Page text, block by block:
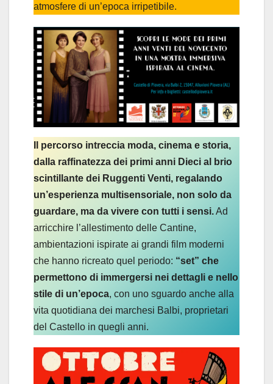
atmosfere di un’epoca irripetibile.
Il percorso intreccia moda, cinema e storia,
dalla raffinatezza dei primi anni Dieci al brio
scintillante dei Ruggenti Venti, regalando
un’esperienza multisensoriale, non solo da
guardare, ma da vivere con tutti i sensi.Ad
arricchire l’allestimento delle Cantine,
ambientazioni ispirate ai grandi film moderni
che hanno ricreato quel periodo: “set” che
permettono di immergersi nei dettagli e nello
stile di un’epoca, con uno sguardo anche alla
vita quotidiana dei marchesi Balbi, proprietari
del Castello in quegli anni.